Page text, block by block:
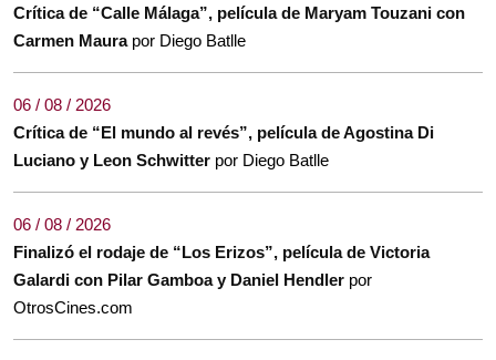
Crítica de “Calle Málaga”, película de Maryam Touzani con
Carmen Maura por Diego Batlle
06 / 08 / 2026
Crítica de “El mundo al revés”, película de Agostina Di
Luciano y Leon Schwitter por Diego Batlle
06 / 08 / 2026
Finalizó el rodaje de “Los Erizos”, película de Victoria
Galardi con Pilar Gamboa y Daniel Hendler por
OtrosCines.com